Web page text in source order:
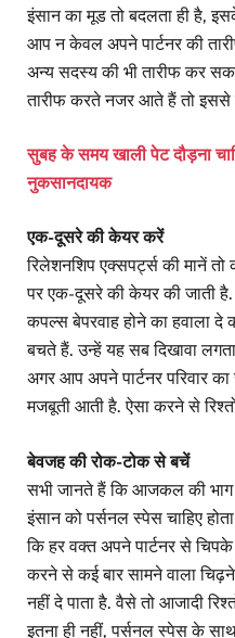
इंसान का मूड तो बदलता ही है,
आप न केवल अपने पार्टनर की
अन्य सदस्य की भी तारीफ कर
तारीफ करते नजर आते हैं तो इससे
सुबह के समय खाली पेट दौड़ना
नुकसानदायक
एक-दूसरे की केयर करें
रिलेशनशिप एक्सपर्ट्स की मानें तो
पर एक-दूसरे की केयर की जाती
कपल्स बेपरवाह होने का हवाला
बचते हैं. उन्हें यह सब दिखावा
अगर आप अपने पार्टनर परिवार
मजबूती आती है. ऐसा करने से
बेवजह की रोक-टोक से बचें
सभी जानते हैं कि आजकल की भाग
इंसान को पर्सनल स्पेस चाहिए
कि हर वक्त अपने पार्टनर से चिपके
करने से कई बार सामने वाला
नहीं दे पाता है. वैसे तो आजादी
इतना ही नहीं, पर्सनल स्पेस के